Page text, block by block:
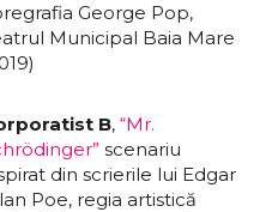
George Pop,
Municipal Baia Mare
B, “Mr.
scenariu
din scrierile lui Edgar
Poe, regia artistică